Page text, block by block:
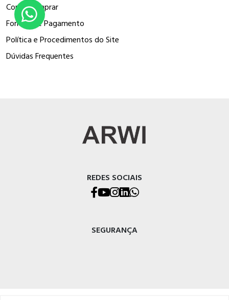
Como Comprar
Formas de Pagamento
Política e Procedimentos do Site
Dúvidas Frequentes
REDES SOCIAIS
SEGURANÇA